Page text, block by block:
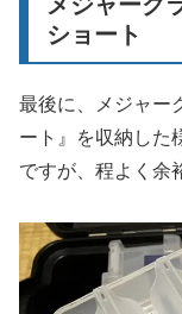
ショート
最後に、メジャー
ート』を収納した
ですが、程よく余